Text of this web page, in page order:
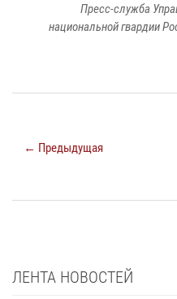
Пресс-служба
национальной гвардии
← Предыдущая
ЛЕНТА НОВОСТЕЙ